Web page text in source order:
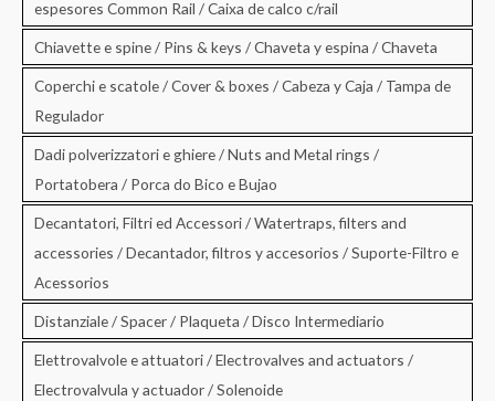
espesores Common Rail / Caixa de calco c/rail
Chiavette e spine / Pins & keys / Chaveta y espina / Chaveta
Coperchi e scatole / Cover & boxes / Cabeza y Caja / Tampa de
Regulador
Dadi polverizzatori e ghiere / Nuts and Metal rings /
Portatobera / Porca do Bico e Bujao
Decantatori, Filtri ed Accessori / Watertraps, filters and
accessories / Decantador, filtros y accesorios / Suporte-Filtro e
Acessorios
Distanziale / Spacer / Plaqueta / Disco Intermediario
Elettrovalvole e attuatori / Electrovalves and actuators /
Electrovalvula y actuador / Solenoide